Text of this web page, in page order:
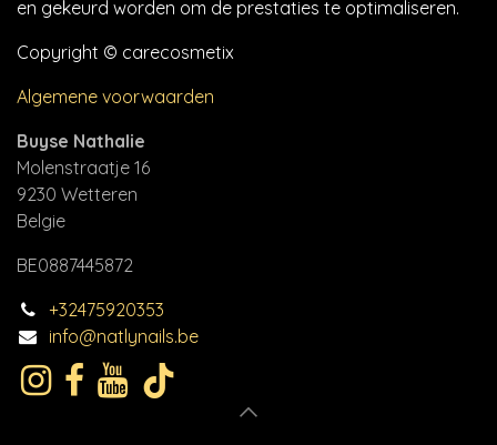
en gekeurd worden om de prestaties te optimaliseren.
Copyright © carecosmetix
Algemene voorwaarden
Buyse Nathalie
Molenstraatje 16
9230 Wetteren
Belgie
BE0887445872
+32475920353
info@natlynails.be